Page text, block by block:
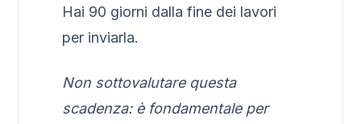
Hai 90 giorni dalla fine dei lavori
per inviarla.
Non sottovalutare questa
scadenza: è fondamentale per